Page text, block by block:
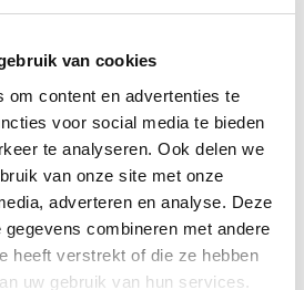
van cookies
om content en advertenties te
voor social media te bieden
te analyseren. Ook delen we
van onze site met onze
adverteren en analyse. Deze
combineren met andere
heeft verstrekt of die ze hebben
uw gebruik van hun services.
exclusief BTW